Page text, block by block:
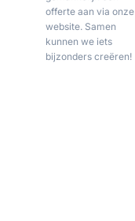
offerte aan via onze
website. Samen
kunnen we iets
bijzonders creëren!